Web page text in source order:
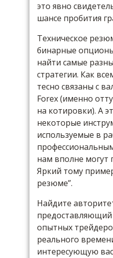
это явно
шансе пробития
Техническое
бинарные
найти самые
стратегии. Как
тесно связаны с
Forex (именно
на котировки). А
некоторые
используемые в
нам вполне могут
Яркий тому
резюме”.
Найдите
опытных
реального
интересующую